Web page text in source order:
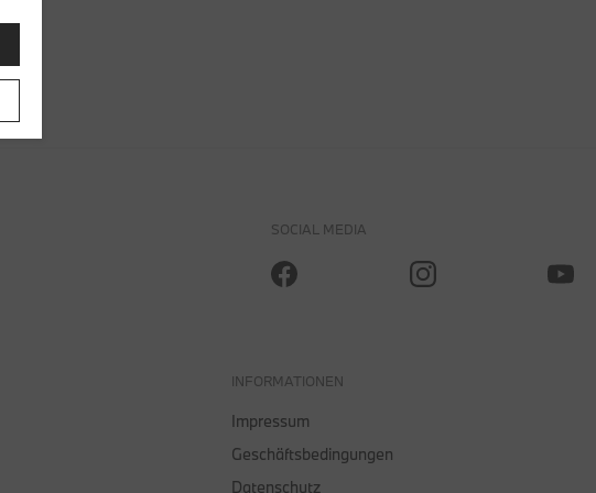
SOCIAL MEDIA
INFORMATIONEN
Impressum
Geschäftsbedingungen
Datenschutz